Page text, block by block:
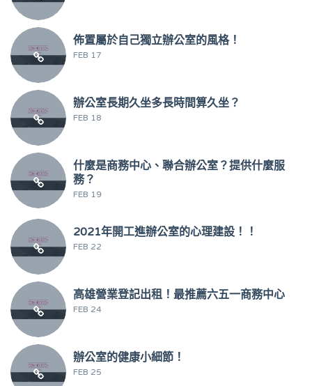
佈置屬於自己獨立辦公室的風格！
FEB 17
辦公室長期久坐多長時間算久坐？
FEB 18
什麼是商務中心、聯合辦公室？提供什麼服
務？
FEB 19
2021年開工進辦公室的心理建設！！
FEB 22
高雄營業登記出租！最推薦六五一商務中心
FEB 24
辦公室的健康小細節！
FEB 25